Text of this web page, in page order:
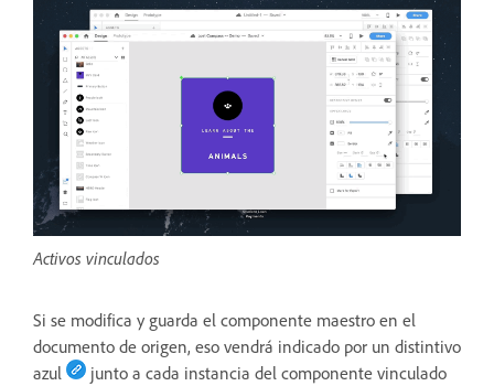
Activos vinculados
Si se modifica y guarda el componente maestro en el
documento de origen, eso vendrá indicado por un distintivo
azul
junto a cada instancia del componente vinculado